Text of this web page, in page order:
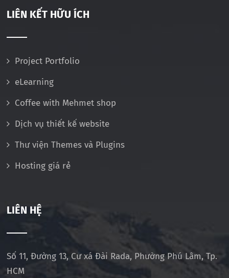
LIÊN KẾT HỮU ÍCH
Project Portfolio
eLearning
Coffee with Mehmet shop
Dịch vụ thiết kế website
Thư viện Themes và Plugins
Hosting giá rẻ
LIÊN HỆ
Số 11, Đường 13, Cư xá Đài Rada, Phường Phú Lâm, Tp.
HCM